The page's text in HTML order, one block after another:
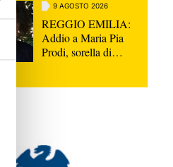
9 AGOSTO 2026
REGGIO EMILIA:
Addio a Maria Pia
Prodi, sorella di